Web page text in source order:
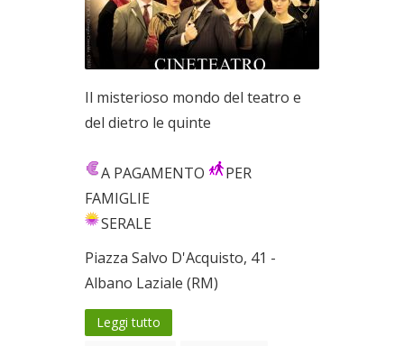
Il misterioso mondo del teatro e
del dietro le quinte
A PAGAMENTO
PER
FAMIGLIE
SERALE
Piazza Salvo D'Acquisto, 41 -
Albano Laziale (RM)
Leggi tutto